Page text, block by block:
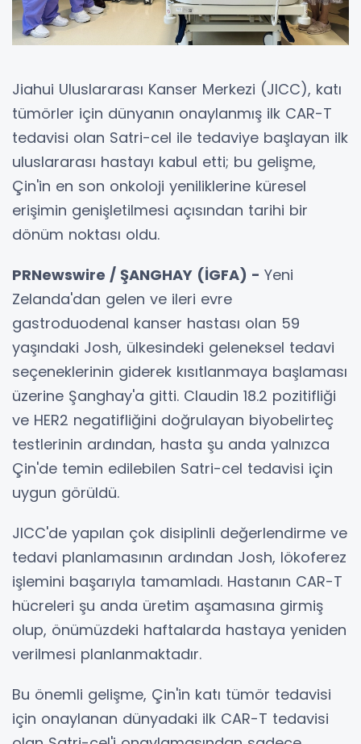
Jiahui Uluslararası Kanser Merkezi (JICC), katı
tümörler için dünyanın onaylanmış ilk CAR-T
tedavisi olan Satri-cel ile tedaviye başlayan ilk
uluslararası hastayı kabul etti; bu gelişme,
Çin'in en son onkoloji yeniliklerine küresel
erişimin genişletilmesi açısından tarihi bir
dönüm noktası oldu.
PRNewswire / ŞANGHAY (İGFA) - Yeni
Zelanda'dan gelen ve ileri evre
gastroduodenal kanser hastası olan 59
yaşındaki Josh, ülkesindeki geleneksel tedavi
seçeneklerinin giderek kısıtlanmaya başlaması
üzerine Şanghay'a gitti. Claudin 18.2 pozitifliği
ve HER2 negatifliğini doğrulayan biyobelirteç
testlerinin ardından, hasta şu anda yalnızca
Çin'de temin edilebilen Satri-cel tedavisi için
uygun görüldü.
JICC'de yapılan çok disiplinli değerlendirme ve
tedavi planlamasının ardından Josh, lökoferez
işlemini başarıyla tamamladı. Hastanın CAR-T
hücreleri şu anda üretim aşamasına girmiş
olup, önümüzdeki haftalarda hastaya yeniden
verilmesi planlanmaktadır.
Bu önemli gelişme, Çin'in katı tümör tedavisi
için onaylanan dünyadaki ilk CAR-T tedavisi